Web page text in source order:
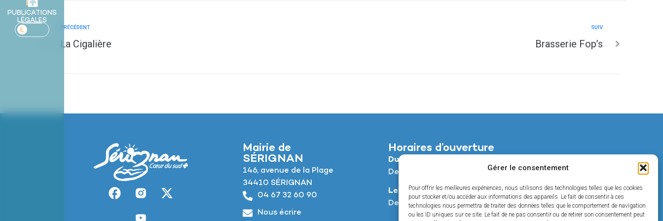
Gérer le consentement
Pour offrir les meilleures expériences, nous utilisons des technologies telles que les cookies
pour stocker et/ou accéder aux informations des appareils. Le fait de consentir à ces
technologies nous permettra de traiter des données telles que le comportement de navigation
ou les ID uniques sur ce site. Le fait de ne pas consentir ou de retirer son consentement peut
PUBLICATIONS
LÉGALES
PRÉCÉDENT
La Cigalière
SUIV
Brasserie Fop’s
Mairie de
SÉRIGNAN
146, avenue de la Plage
34410 SÉRIGNAN
04 67 32 60 90
Nous écrire
Horaires d’ouverture
Du lundi au jeudi :
De 8h à 12h et de 14h à 18h
Le vendredi :
De 8h à 12h et de 14h à 17h